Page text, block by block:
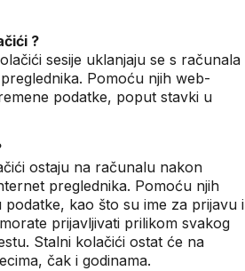
?
sesije uklanjaju se s računala
Pomoću njih web-
podatke, poput stavki u
ostaju na računalu nakon
preglednika. Pomoću njih
kao što su ime za prijavu i
prijavljivati prilikom svakog
Stalni kolačići ostat će na
čak i godinama.